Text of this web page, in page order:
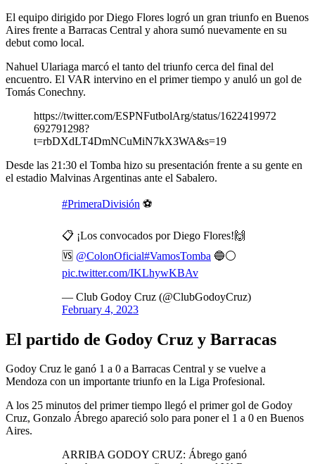
El equipo dirigido por Diego Flores logró un gran triunfo en Buenos
Aires frente a Barracas Central y ahora sumó nuevamente en su
debut como local.
Nahuel Ulariaga marcó el tanto del triunfo cerca del final del
encuentro. El VAR intervino en el primer tiempo y anuló un gol de
Tomás Conechny.
https://twitter.com/ESPNFutbolArg/status/1622419972
692791298?
t=rbDXdLT4DmNCuMiN7kX3WA&s=19
Desde las 21:30 el Tomba hizo su presentación frente a su gente en
el estadio Malvinas Argentinas ante el Sabalero.
#PrimeraDivisión ⚽
📋 ¡Los convocados por Diego Flores!🙌
🆚 @ColonOficial#VamosTomba 🔵⚪
pic.twitter.com/IKLhywKBAv
— Club Godoy Cruz (@ClubGodoyCruz)
February 4, 2023
El partido de Godoy Cruz y Barracas
Godoy Cruz le ganó 1 a 0 a Barracas Central y se vuelve a
Mendoza con un importante triunfo en la Liga Profesional.
A los 25 minutos del primer tiempo llegó el primer gol de Godoy
Cruz, Gonzalo Ábrego apareció solo para poner el 1 a 0 en Buenos
Aires.
ARRIBA GODOY CRUZ: Ábrego ganó